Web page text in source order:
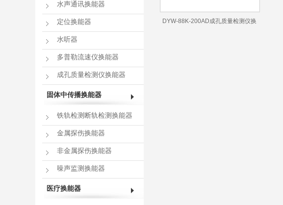
DYW-88K-200AD成孔质量检测仪换
水声通讯换能器
定位换能器
水听器
多普勒流速仪换能器
成孔质量检测仪换能器
固体中传播换能器
铁轨检测断轨检测换能器
金属探伤换能器
非金属探伤换能器
噪声监测换能器
医疗换能器